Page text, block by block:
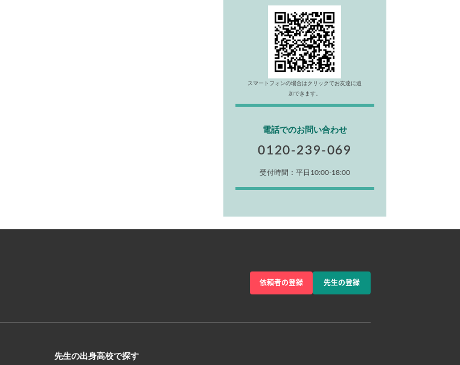
スマートフォンの場合はクリックでお友達に追
加できます。
電話でのお問い合わせ
0120-239-069
受付時間：平日10:00-18:00
依頼者の登録 先生の登録
先生の出身高校で探す